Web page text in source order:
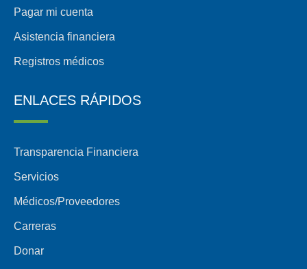
Pagar mi cuenta
Asistencia financiera
Registros médicos
ENLACES RÁPIDOS
Transparencia Financiera
Servicios
Médicos/Proveedores
Carreras
Donar